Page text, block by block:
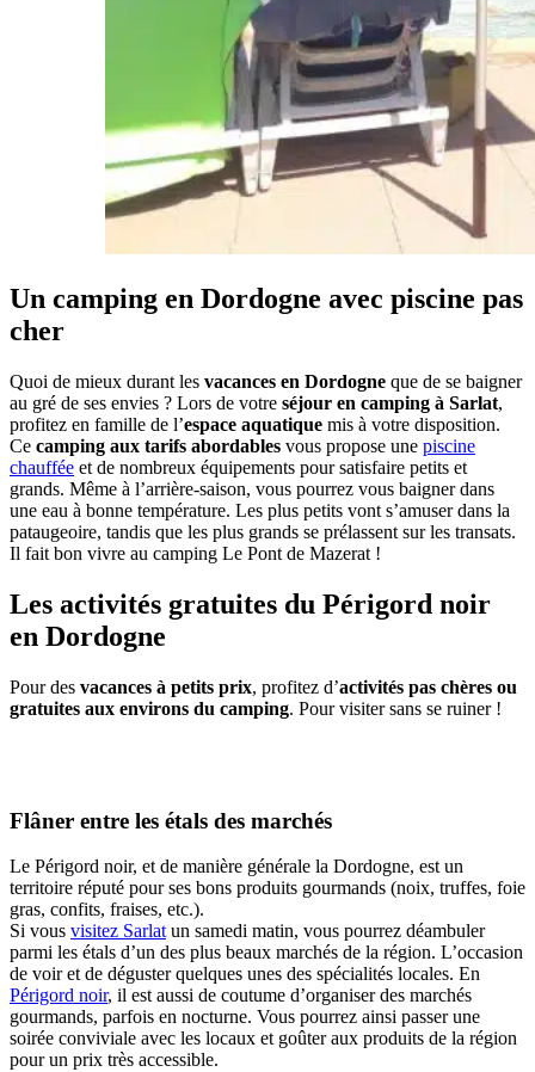
Un camping en Dordogne avec piscine pas
cher
Quoi de mieux durant les vacances en Dordogne que de se baigner
au gré de ses envies ? Lors de votre séjour en camping à Sarlat,
profitez en famille de l’espace aquatique mis à votre disposition.
Ce camping aux tarifs abordables vous propose une piscine
chauffée et de nombreux équipements pour satisfaire petits et
grands. Même à l’arrière-saison, vous pourrez vous baigner dans
une eau à bonne température. Les plus petits vont s’amuser dans la
pataugeoire, tandis que les plus grands se prélassent sur les transats.
Il fait bon vivre au camping Le Pont de Mazerat !
Les activités gratuites du Périgord noir
en Dordogne
Pour des vacances à petits prix, profitez d’activités pas chères ou
gratuites aux environs du camping. Pour visiter sans se ruiner !
Flâner entre les étals des marchés
Le Périgord noir, et de manière générale la Dordogne, est un
territoire réputé pour ses bons produits gourmands (noix, truffes, foie
gras, confits, fraises, etc.).
Si vous visitez Sarlat un samedi matin, vous pourrez déambuler
parmi les étals d’un des plus beaux marchés de la région. L’occasion
de voir et de déguster quelques unes des spécialités locales. En
Périgord noir, il est aussi de coutume d’organiser des marchés
gourmands, parfois en nocturne. Vous pourrez ainsi passer une
soirée conviviale avec les locaux et goûter aux produits de la région
pour un prix très accessible.